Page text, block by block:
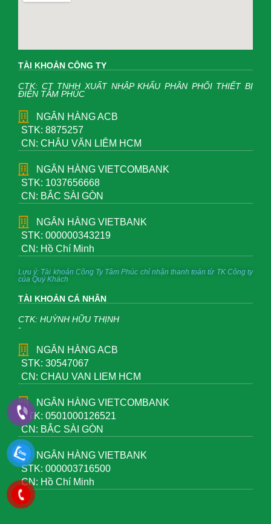
TÀI KHOẢN CÔNG TY
CTK: CT TNHH XUẤT NHẬP KHẨU PHÂN PHỐI THIẾT BỊ
ĐIỆN TÂM PHÚC
NGÂN HÀNG ACB
STK: 8875257
CN: CHÂU VĂN LIÊM HCM
NGÂN HÀNG VIETCOMBANK
STK: 1037656668
CN: BẮC SÀI GÒN
NGÂN HÀNG VIETBANK
STK: 000000343219
CN: Hồ Chí Minh
Lưu ý: Tài khoản Công Ty Tâm Phúc chỉ nhận thanh toán từ TK Công ty
của Quý Khách
TÀI KHOẢN CÁ NHÂN
CTK: HUỲNH HỮU THỊNH
-
NGÂN HÀNG ACB
STK: 30547067
CN: CHAU VAN LIEM HCM
NGÂN HÀNG VIETCOMBANK
STK: 0501000126521
CN: BẮC SÀI GÒN
NGÂN HÀNG VIETBANK
STK: 000003716500
CN: Hồ Chí Minh